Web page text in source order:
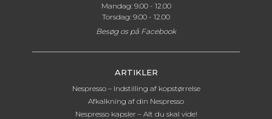
Mandag: 9.00 - 12.00
Torsdag: 9.00 - 12.00
Besøg os på Facebook
ARTIKLER
Nespresso – Indstilling af kopstørrelse
Afkalkning af din Nespresso
Nespresso kapsler – Alt du skal vide!